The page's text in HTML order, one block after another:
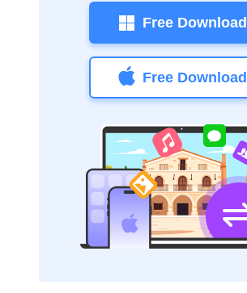
Free Download
Free Download